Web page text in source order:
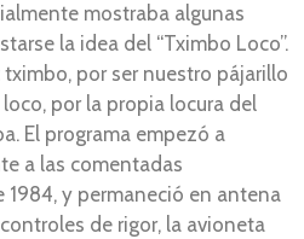
mostraba algunas
la idea del “Tximbo Loco”.
por ser nuestro pájarillo
por la propia locura del
El programa empezó a
a las comentadas
1984, y permaneció en antena
de rigor, la avioneta